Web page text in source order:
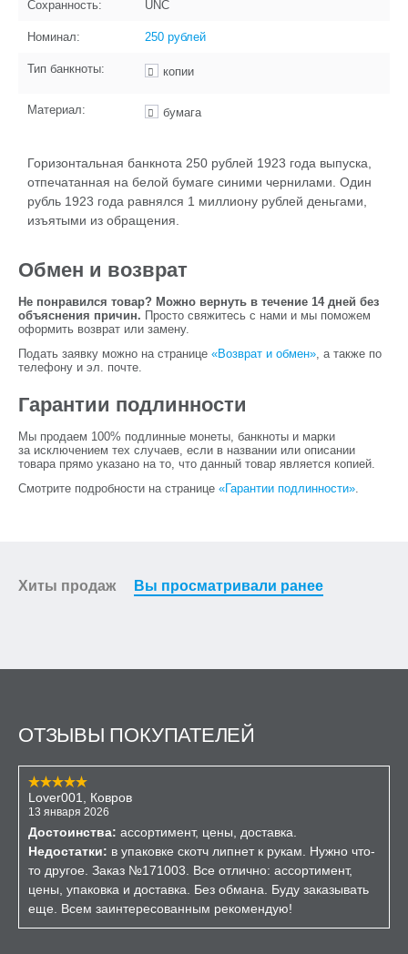
Сохранность: UNC
Номинал: 250 рублей
Тип банкноты: копии
Материал: бумага
Горизонтальная банкнота 250 рублей 1923 года выпуска,
отпечатанная на белой бумаге синими чернилами. Один
рубль 1923 года равнялся 1 миллиону рублей деньгами,
изъятыми из обращения.
Обмен и возврат
Не понравился товар? Можно вернуть в течение 14 дней без
объяснения причин. Просто свяжитесь с нами и мы поможем
оформить возврат или замену.
Подать заявку можно на странице «Возврат и обмен», а также по
телефону и эл. почте.
Гарантии подлинности
Мы продаем 100% подлинные монеты, банкноты и марки
за исключением тех случаев, если в названии или описании
товара прямо указано на то, что данный товар является копией.
Смотрите подробности на странице «Гарантии подлинности».
Хиты продаж Вы просматривали ранее
ОТЗЫВЫ ПОКУПАТЕЛЕЙ
Lover001, Ковров
13 января 2026
Достоинства: ассортимент, цены, доставка.
Недостатки: в упаковке скотч липнет к рукам. Нужно что-
то другое. Заказ №171003. Все отлично: ассортимент,
цены, упаковка и доставка. Без обмана. Буду заказывать
еще. Всем заинтересованным рекомендую!